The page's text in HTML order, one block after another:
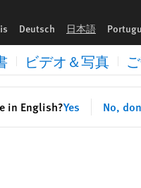
Deutsch 日本語
ビデオ＆写真
in English?Yes No,